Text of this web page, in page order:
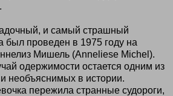
и самый страшный
был проведен в 1975 году на
Мишель (Anneliese Michel).
одержимости остается одним из
необъяснимых в истории.
пережила странные судороги,